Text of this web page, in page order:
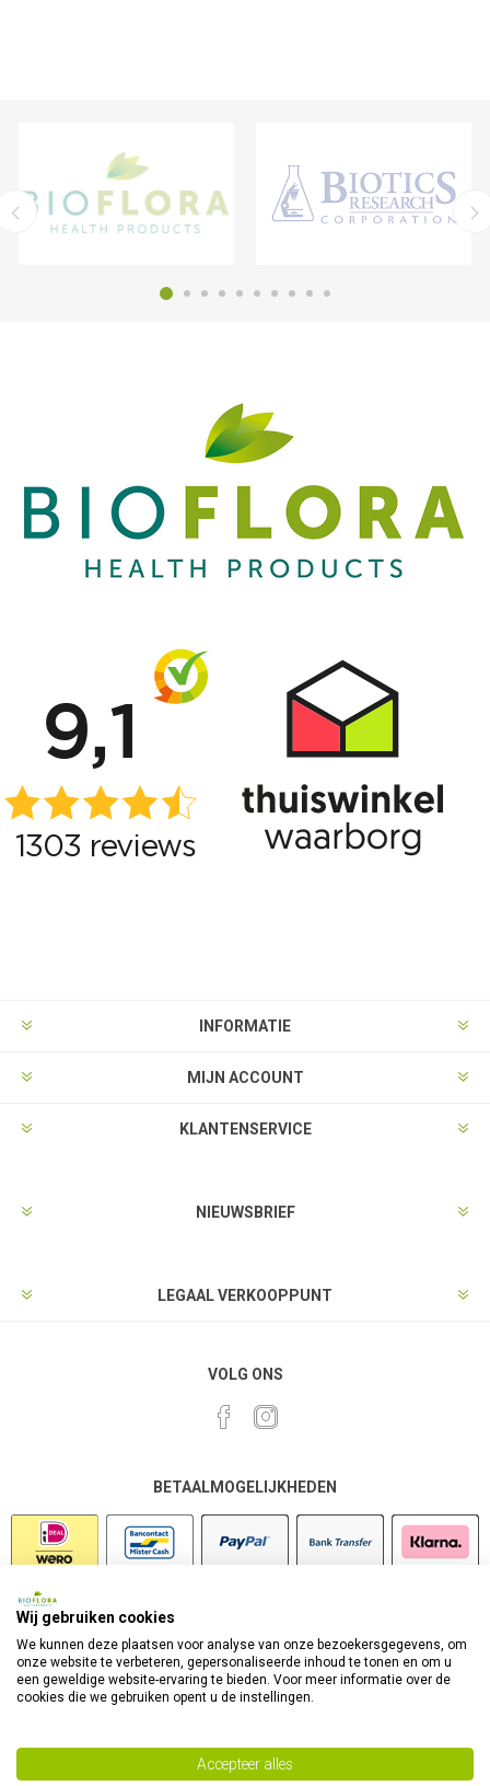
INFORMATIE
MIJN ACCOUNT
KLANTENSERVICE
NIEUWSBRIEF
LEGAAL VERKOOPPUNT
VOLG ONS
BETAALMOGELIJKHEDEN
Wij gebruiken cookies
We kunnen deze plaatsen voor analyse van onze bezoekersgegevens, om
onze website te verbeteren, gepersonaliseerde inhoud te tonen en om u
een geweldige website-ervaring te bieden. Voor meer informatie over de
cookies die we gebruiken opent u de instellingen.
Accepteer alles